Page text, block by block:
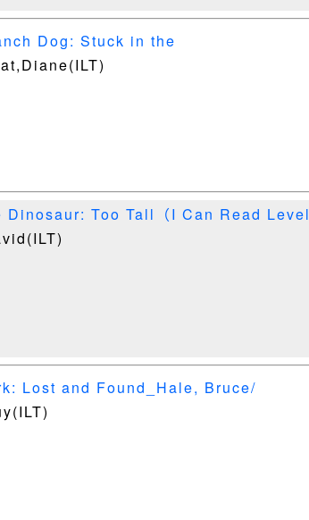
Dog: Stuck in the
Groa
Dinosaur: Too Tall（I Can Read Level
Lost and Found_Hale, Bruce/